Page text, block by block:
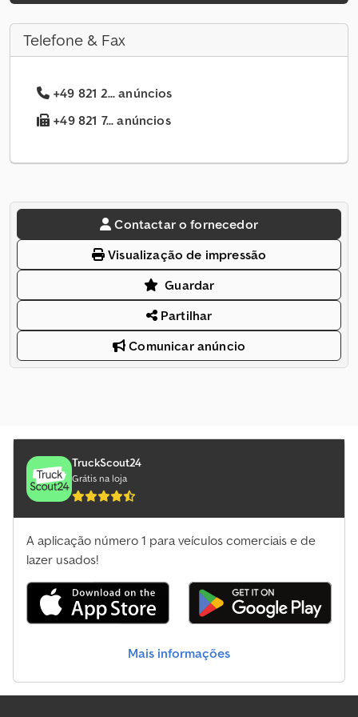
Telefone & Fax
+49 821 2... anúncios
+49 821 7... anúncios
Contactar o fornecedor
Visualização de impressão
Guardar
Partilhar
Comunicar anúncio
TruckScout24
Grátis na loja
A aplicação número 1 para veículos comerciais e de
lazer usados!
Mais informações